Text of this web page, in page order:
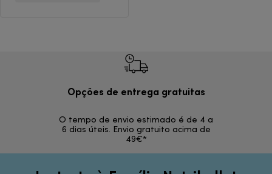
Opções de entrega gratuitas
O tempo de envio estimado é de 4 a
6 dias úteis. Envio gratuito acima de
49€*